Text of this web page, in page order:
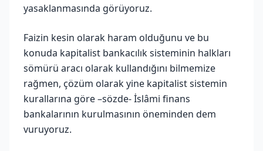
yasaklanmasında görüyoruz.
Faizin kesin olarak haram olduğunu ve bu
konuda kapitalist bankacılık sisteminin halkları
sömürü aracı olarak kullandığını bilmemize
rağmen, çözüm olarak yine kapitalist sistemin
kurallarına göre –sözde- İslâmi finans
bankalarının kurulmasının öneminden dem
vuruyoruz.